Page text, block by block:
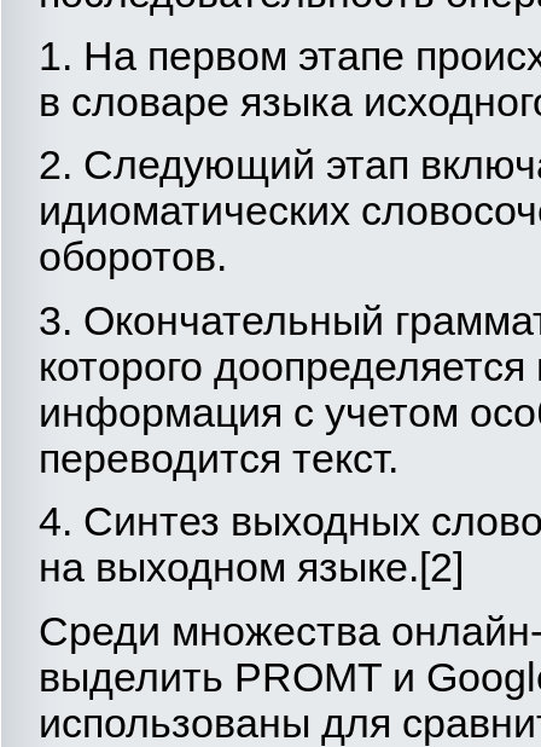
1. На первом этапе
в словаре языка
2. Следующий этап
идиоматических
оборотов.
3. Окончательный
которого
информация с учетом
переводится текст.
4. Синтез выходных
на выходном языке.[2]
Среди множества
выделить PROMT и
использованы для